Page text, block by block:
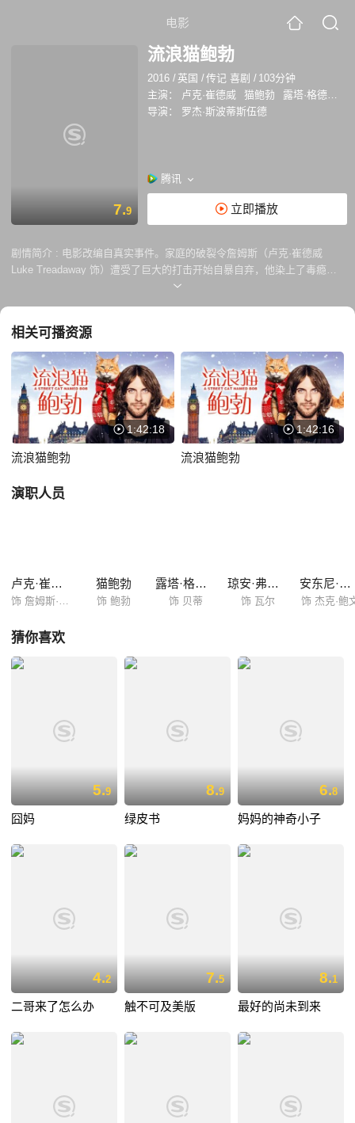
电影
7.9
流浪猫鲍勃
2016 / 英国 /传记 喜剧 / 103分钟
主演：
卢克·崔德威 猫鲍勃
露塔·格德米纳斯
导演：
罗杰·斯波蒂斯伍德
腾讯
立即播放
剧情简介 : 电影改编自真实事件。家庭的破裂令詹姆斯（卢克·崔德威
Luke Treadaway 饰）遭受了巨大的打击开始自暴自弃，他染上了毒瘾，
身无分文，成为了一名流连在街头的卖艺者。瓦尔（琼安·弗洛加特
志，彻底摆脱毒品的诱惑。 某日，一只流浪猫闯进了詹姆斯的家，詹姆斯
收养了它，给它取名鲍勃，当詹姆斯离开家走上街头卖艺的时候，鲍勃跟
在他的身边寸步不离。很快，这一人一猫的组合便吸引了过路人的注意，
詹姆斯的经济状况因此得到了巨大的改善，与此同时，詹姆斯结识了住在
隔壁的女子贝拉（鲁塔·盖德敏塔斯 Ruta Gedmintas 饰），在贝拉的身
上，詹姆斯重新燃起了对爱的渴望。
相关可播资源
1:42:18
流浪猫鲍勃
1:42:16
流浪猫鲍勃
演职人员
卢克·崔德威
饰 詹姆斯·鲍文
猫鲍勃
饰 鲍勃
露塔·格德米纳斯
饰 贝蒂
琼安·弗洛加特
饰 瓦尔
安东尼·海德
饰 杰克·鲍
猜你喜欢
5.9
囧妈
8.9
绿皮书
6.8
妈妈的神奇小子
4.2
二哥来了怎么办
7.5
触不可及美版
8.1
最好的尚未到来